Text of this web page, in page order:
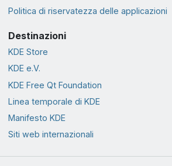
Politica di riservatezza delle applicazioni
Destinazioni
KDE Store
KDE e.V.
KDE Free Qt Foundation
Linea temporale di KDE
Manifesto KDE
Siti web internazionali